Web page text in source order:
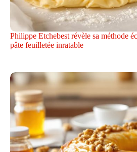
Philippe Etchebest révèle sa méthode
pâte feuilletée inratable